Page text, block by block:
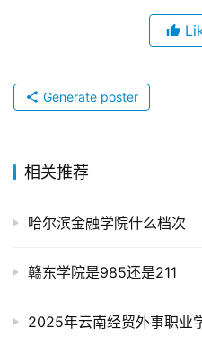
Generate poster
相关推荐
哈尔滨金融学院什么档次
赣东学院是985还是211
2025年云南经贸外事职业